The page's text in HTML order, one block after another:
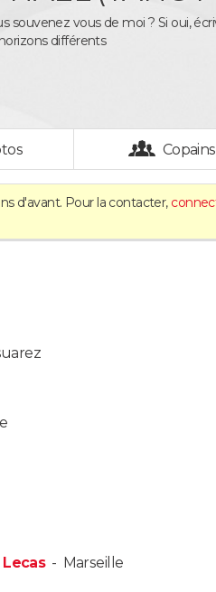
souvenez vous de moi ? Si oui,
différents
Copains
d'avant. Pour la contacter,
- Marseille